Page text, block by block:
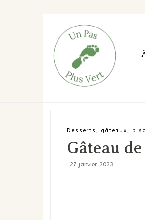
Desserts, gâteaux,
Gâteau
27 janvier 2023